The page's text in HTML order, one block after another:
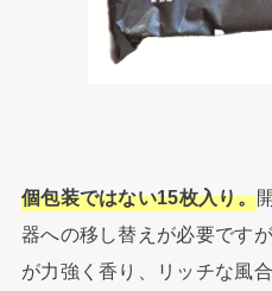
個包装ではない15枚入り。
器への移し替えが必要です
が力強く香り、リッチな風